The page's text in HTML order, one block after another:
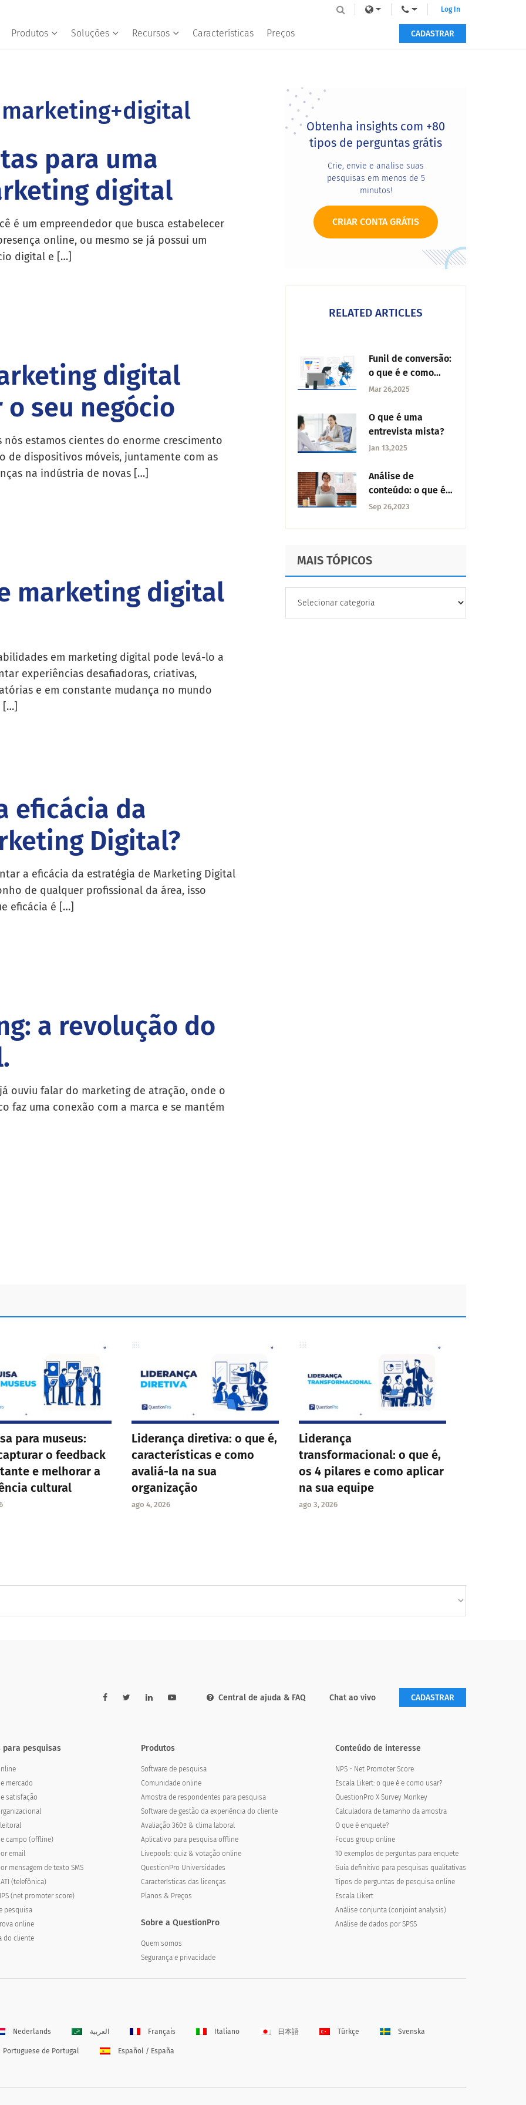
Produtos Soluções Recursos Características Preços
Log In
CADASTRAR
para uma
digital
é um empreendedor que busca estabelecer
online, ou mesmo se já possui um
digital e […]
digital
seu negócio
nós estamos cientes do enorme crescimento
de dispositivos móveis, juntamente com as
na indústria de novas […]
marketing digital
em marketing digital pode levá-lo a
experiências desafiadoras, criativas,
e em constante mudança no mundo
[…]
eficácia da
Digital?
a eficácia da estratégia de Marketing Digital
de qualquer profissional da área, isso
eficácia é […]
a revolução do
ouviu falar do marketing de atração, onde o
faz uma conexão com a marca e se mantém
Primary
Sidebar
Obtenha insights com +80
tipos de perguntas grátis
Crie, envie e analise suas
pesquisas em menos de 5
minutos!
CRIAR CONTA GRÁTIS
RELATED ARTICLES
Funil de conversão:
o que é e como
usar
Mar 26,2025
O que é uma
entrevista mista?
Jan 13,2025
Análise de
conteúdo: o que é e
como funciona em
qualitativos
Sep 26,2023
MAIS TÓPICOS
TÓPICOS
para museus:
o feedback
e melhorar a
cultural
Liderança diretiva: o que é,
características e como
avaliá-la na sua
organização
ago 4, 2026
Liderança
transformacional: o que é,
os 4 pilares e como aplicar
na sua equipe
ago 3, 2026
Central de ajuda & FAQ Chat ao vivo CADASTRAR
para pesquisas
mercado
satisfação
campo (offline)
email
mensagem de texto SMS
(telefônica)
(net promoter score)
pesquisa
online
do cliente
Produtos
Software de pesquisa
Comunidade online
Amostra de respondentes para pesquisa
Software de gestão da experiência do cliente
Avaliação 360º & clima laboral
Aplicativo para pesquisa offline
Livepools: quiz & votação online
QuestionPro Universidades
Características das licenças
Planos & Preços
Sobre a QuestionPro
Quem somos
Segurança e privacidade
Conteúdo de interesse
NPS - Net Promoter Score
Escala Likert: o que é e como usar?
QuestionPro X Survey Monkey
Calculadora de tamanho da amostra
O que é enquete?
Focus group online
10 exemplos de perguntas para enquete
Guia definitivo para pesquisas qualitativas
Tipos de perguntas de pesquisa online
Escala Likert
Análise conjunta (conjoint analysis)
Análise de dados por SPSS
Nederlands العربية Français Italiano 日本語 Türkçe Svenska
Portuguese de Portugal Español / España